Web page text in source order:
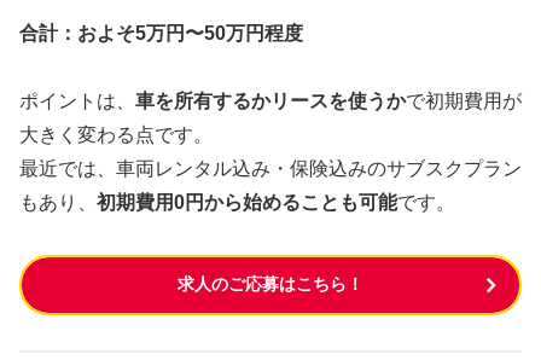
合計：およそ5万円〜50万円程度
ポイントは、 車を所有するかリースを使うかで初期費用が
大きく変わる点です。
最近では、車両レンタル込み・保険込みのサブスクプラン
もあり、 初期費用0円から始めることも可能です。
求人のご応募はこちら！